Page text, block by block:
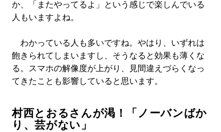
か、「またやってるよ」という感じで楽しんでいる
人もいますよね。
わかっている人も多いですね。やはり、いずれは
飽きられてしまいますし、そうなると効果も薄くな
る。スマホの解像度が上がり、見間違えづらくなっ
てきたことも影響していると思います。
村西とおるさんが渇！「ノーバンばか
り、芸がない」